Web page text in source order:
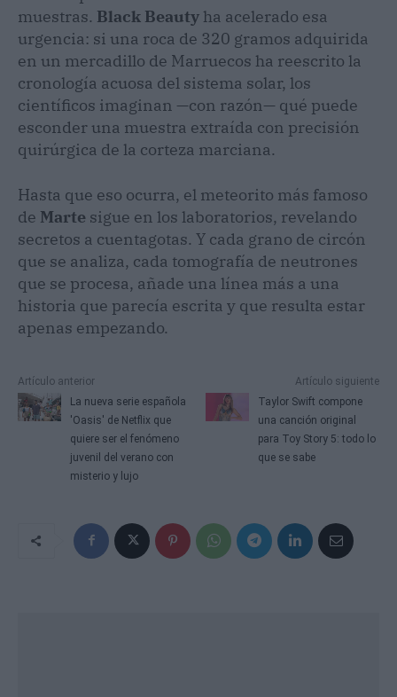
muestras. Black Beauty ha acelerado esa
urgencia: si una roca de 320 gramos adquirida
en un mercadillo de Marruecos ha reescrito la
cronología acuosa del sistema solar, los
científicos imaginan —con razón— qué puede
esconder una muestra extraída con precisión
quirúrgica de la corteza marciana.
Hasta que eso ocurra, el meteorito más famoso
de Marte sigue en los laboratorios, revelando
secretos a cuentagotas. Y cada grano de circón
que se analiza, cada tomografía de neutrones
que se procesa, añade una línea más a una
historia que parecía escrita y que resulta estar
apenas empezando.
Artículo anterior
La nueva serie española
'Oasis' de Netflix que
quiere ser el fenómeno
juvenil del verano con
misterio y lujo
Artículo siguiente
Taylor Swift compone
una canción original
para Toy Story 5: todo lo
que se sabe